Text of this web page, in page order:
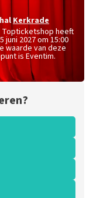
Kerkrade
Topticketshop heeft
2027 om 15:00
waarde van deze
is Eventim.